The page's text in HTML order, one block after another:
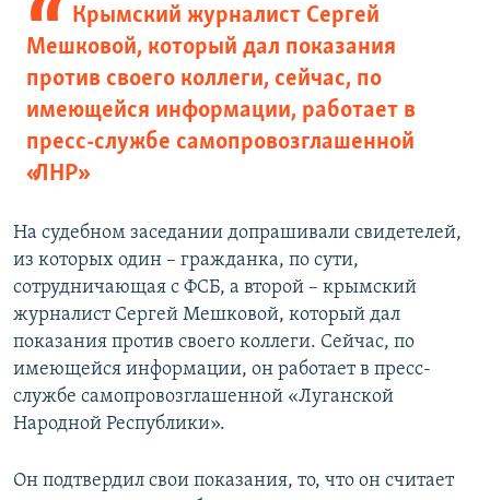
Крымский журналист Сергей
Мешковой, который дал показания
против своего коллеги, сейчас, по
имеющейся информации, работает в
пресс-службе самопровозглашенной
«ЛНР»
На судебном заседании допрашивали свидетелей,
из которых один – гражданка, по сути,
сотрудничающая с ФСБ, а второй – крымский
журналист Сергей Мешковой, который дал
показания против своего коллеги. Сейчас, по
имеющейся информации, он работает в пресс-
службе самопровозглашенной «Луганской
Народной Республики».
Он подтвердил свои показания, то, что он считает